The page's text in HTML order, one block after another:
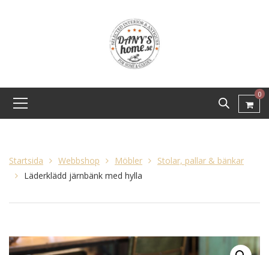
0
Startsida Webbshop Möbler
Stolar, pallar & bänkar
Läderklädd järnbänk med hylla